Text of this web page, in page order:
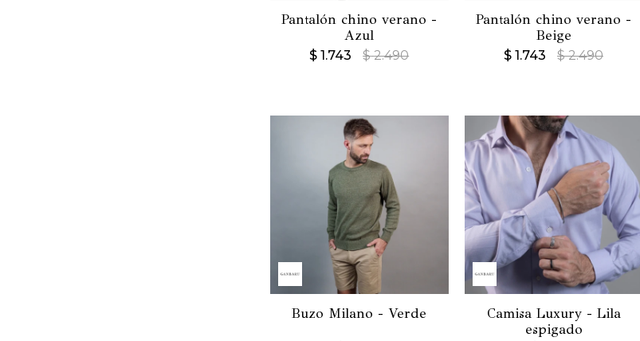
Pantalón chino verano -
Azul
$ 1.743 $ 2.490
Pantalón chino verano -
Beige
$ 1.743 $ 2.490
Buzo Milano - Verde
Camisa Luxury - Lila
espigado